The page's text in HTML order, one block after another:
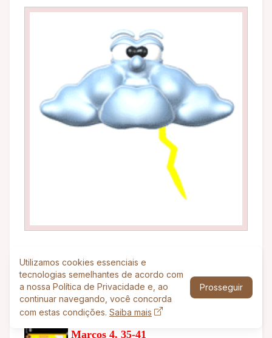
HISTÓRIA BÍBLICA:
Vamos ler o que a Bíblia diz:
Marcos 4. 35-41
Utilizamos cookies essenciais e
tecnologias semelhantes de acordo com
a nossa Política de Privacidade e, ao
continuar navegando, você concorda
com estas condições. Saiba mais
Prosseguir